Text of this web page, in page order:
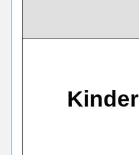
Kinder